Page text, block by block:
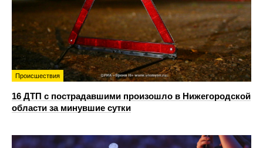
Происшествия
16 ДТП с пострадавшими произошло в Нижегородской
области за минувшие сутки